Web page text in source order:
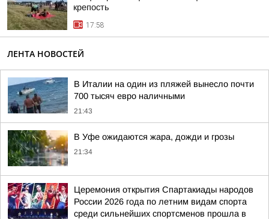
крепость
17:58
ЛЕНТА НОВОСТЕЙ
В Италии на один из пляжей вынесло почти
700 тысяч евро наличными
21:43
В Уфе ожидаются жара, дожди и грозы
21:34
Церемония открытия Спартакиады народов
России 2026 года по летним видам спорта
среди сильнейших спортсменов прошла в